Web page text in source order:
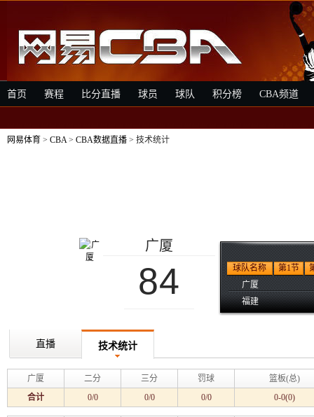
首页 赛程 比分直播 球员 球队 积分榜 CBA频道
网易体育 > CBA> CBA数据直播 > 技术统计
广厦
84 球队名称 第1节
广厦
福建
直播 技术统计
广厦 二分 三分 罚球
篮板(总)
合计
0/0 0/0 0/0 0-0(0)